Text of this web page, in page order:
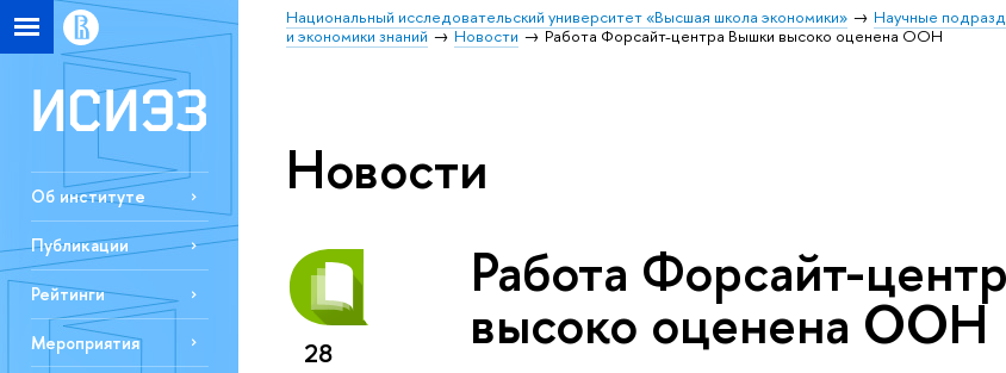
Национальный исследовательский университет «Высшая школа экономики» Научные
и экономики знаний
Новости Работа Форсайт-центра Вышки высоко оценена ООН
Об институте
Публикации
Рейтинги
Мероприятия
Новости
28
Работа Форсайт-
высоко оценена ООН